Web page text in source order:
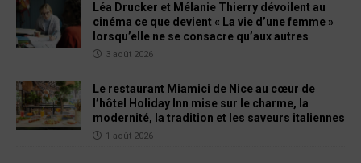
Léa Drucker et Mélanie Thierry dévoilent au
cinéma ce que devient « La vie d’une femme »
lorsqu’elle ne se consacre qu’aux autres
3 août 2026
Le restaurant Miamici de Nice au cœur de
l’hôtel Holiday Inn mise sur le charme, la
modernité, la tradition et les saveurs italiennes
1 août 2026